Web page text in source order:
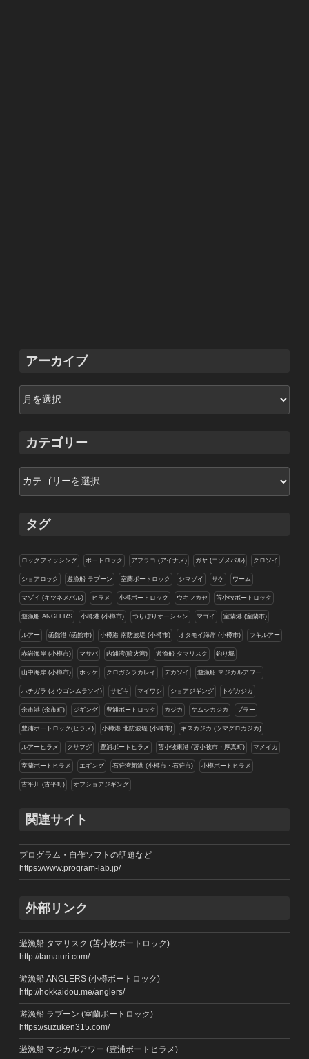
アーカイブ
ー
カ
カテゴリー
テ
ゴ
タグ
ロックフィッシング ボートロック アブラコ (アイナメ) ガヤ (エゾメバル) クロソイ
ショアロック 遊漁船 ラブーン 室蘭ボートロック シマゾイ サケ ワーム
マゾイ (キツネメバル) ヒラメ 小樽ボートロック ウキフカセ 苫小牧ボートロック
遊漁船 ANGLERS 小樽港 (小樽市) つりぼりオーシャン マゴイ 室蘭港 (室蘭市)
ルアー 函館港 (函館市) 小樽港 南防波堤 (小樽市) オタモイ海岸 (小樽市) ウキルアー
赤岩海岸 (小樽市) マサバ 内浦湾(噴火湾) 遊漁船 タマリスク 釣り堀
山中海岸 (小樽市) ホッケ クロガシラカレイ デカソイ 遊漁船 マジカルアワー
ハチガラ (オウゴンムラソイ) サビキ マイワシ ショアジギング トゲカジカ
余市港 (余市町) ジギング 豊浦ボートロック カジカ ケムシカジカ ブラー
豊浦ボートロック(ヒラメ) 小樽港 北防波堤 (小樽市) ギスカジカ (ツマグロカジカ)
ルアーヒラメ クサフグ 豊浦ボートヒラメ 苫小牧東港 (苫小牧市・厚真町) マメイカ
室蘭ボートヒラメ エギング 石狩湾新港 (小樽市・石狩市) 小樽ボートヒラメ
古平川 (古平町) オフショアジギング
関連サイト
プログラム・自作ソフトの話題など
https://www.program-lab.jp/
外部リンク
遊漁船 タマリスク (苫小牧ボートロック)
http://tamaturi.com/
遊漁船 ANGLERS (小樽ボートロック)
http://hokkaidou.me/anglers/
遊漁船 ラブーン (室蘭ボートロック)
https://suzuken315.com/
遊漁船 マジカルアワー (豊浦ボートヒラメ)